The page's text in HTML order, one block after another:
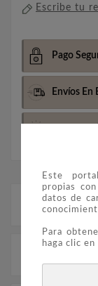
Este
propias
datos de
Para
haga clic
Escribe tu
Pago
Envíos En